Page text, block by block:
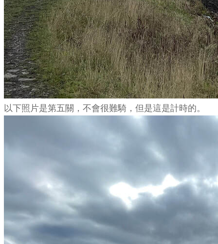
以下照片是第五關，不會很難騎，但是這是計時的。